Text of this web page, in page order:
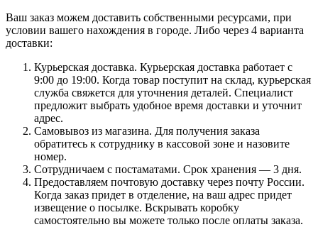
Ваш заказ можем доставить собственными ресурсами, при
условии вашего нахождения в городе. Либо через 4 варианта
доставки:
Курьерская доставка. Курьерская доставка работает с
9:00 до 19:00. Когда товар поступит на склад, курьерская
служба свяжется для уточнения деталей. Специалист
предложит выбрать удобное время доставки и уточнит
адрес.
Самовывоз из магазина. Для получения заказа
обратитесь к сотруднику в кассовой зоне и назовите
номер.
Сотрудничаем с постаматами. Срок хранения — 3 дня.
Предоставляем почтовую доставку через почту России.
Когда заказ придет в отделение, на ваш адрес придет
извещение о посылке. Вскрывать коробку
самостоятельно вы можете только после оплаты заказа.